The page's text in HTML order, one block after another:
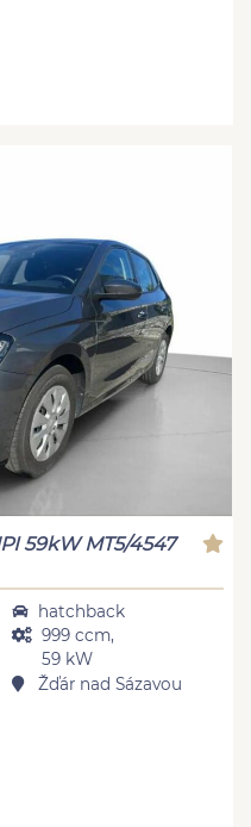
59kW MT5/4547
hatchback
999 ccm,
59 kW
Žďár nad Sázavou